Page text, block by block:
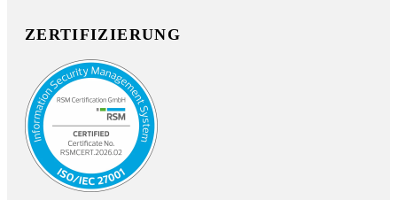
ZERTIFIZIERUNG